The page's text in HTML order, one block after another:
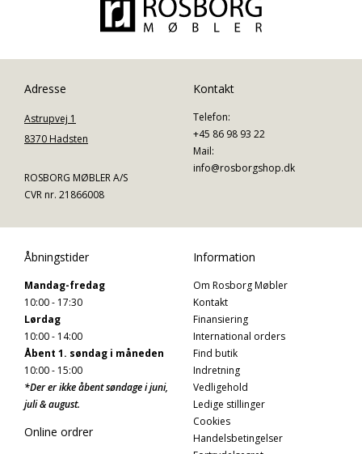
Adresse
Astrupvej 1
8370 Hadsten
ROSBORG MØBLER A/S
CVR nr. 21866008
Kontakt
Telefon:
+45 86 98 93 22
Mail:
info@rosborgshop.dk
Åbningstider
Mandag-fredag
10:00 - 17:30
Lørdag
10:00 - 14:00
Åbent 1. søndag i måneden
10:00 - 15:00
*Der er ikke åbent søndage i juni,
juli & august.
Online ordrer
Information
Om Rosborg Møbler
Kontakt
Finansiering
International orders
Find butik
Indretning
Vedligehold
Ledige stillinger
Cookies
Handelsbetingelser